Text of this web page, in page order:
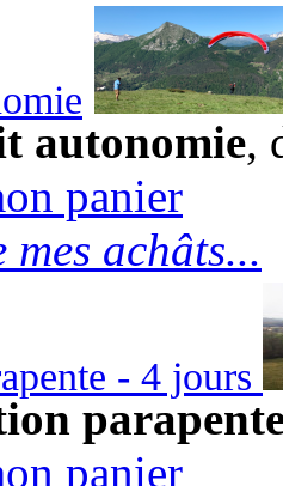
autonomie,
panier
achâts...
- 4 jours
panier